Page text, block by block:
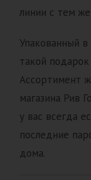
линии с тем
Упакованный
такой
Ассортимент
магазина Рив
у вас всегда
последние
дома.